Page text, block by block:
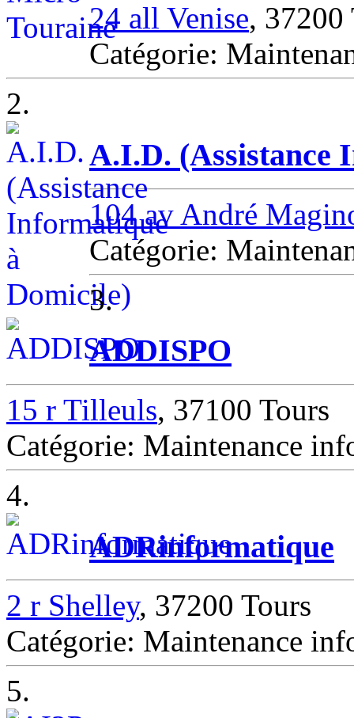
24 all Venise, 37200
Catégorie:
2.
A.I.D. (Assistance
104 av André
Catégorie:
3.
ADDISPO
15 r Tilleuls, 37100 Tours
Catégorie: Maintenance
4.
ADRinformatique
2 r Shelley, 37200 Tours
Catégorie: Maintenance
5.